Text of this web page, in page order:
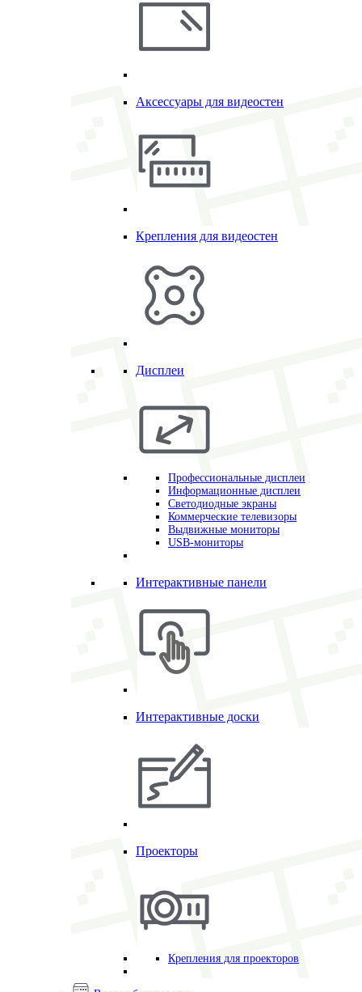
Аксессуары для видеостен
Крепления для видеостен
Дисплеи
Профессиональные дисплеи
Информационные дисплеи
Светодиодные экраны
Коммерческие телевизоры
Выдвижные мониторы
USB-мониторы
Интерактивные панели
Интерактивные доски
Проекторы
Крепления для проекторов